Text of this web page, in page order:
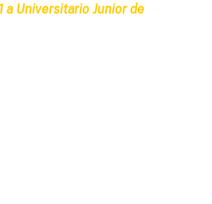
a Universitario Junior de